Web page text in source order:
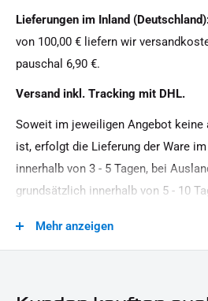
Motorradmarke:
Harley-Davidson
Produkttyp:
Fußrasten
Lieferungen im Inland
von 100,00 € liefern wir
pauschal 6,90 €.
Versand inkl. Tracking mit DHL.
Soweit im jeweiligen Angebot keine
ist, erfolgt die Lieferung der Ware
innerhalb von 3 - 5 Tagen, bei
grundsätzlich innerhalb von 5 - 10
Zeitpunkt Ihrer
Mehr anzeigen